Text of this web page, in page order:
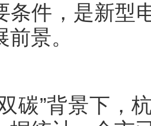
条件，是新型
景。
碳”背景下，